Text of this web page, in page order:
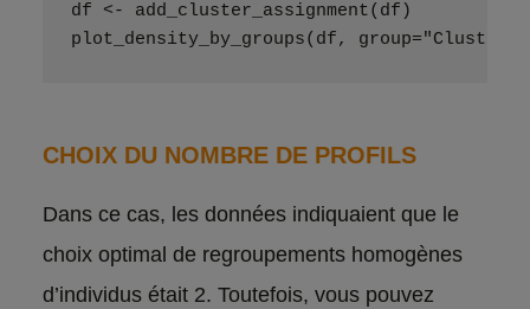
df <- add_cluster_assignment(df)
plot_density_by_groups(df, group="Cluster")
CHOIX DU NOMBRE DE PROFILS
Dans ce cas, les données indiquaient que le
choix optimal de regroupements homogènes
d’individus était 2. Toutefois, vous pouvez